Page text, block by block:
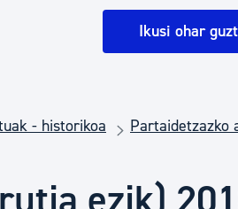
Ikusi ohar
- historikoa Partaidetzazko